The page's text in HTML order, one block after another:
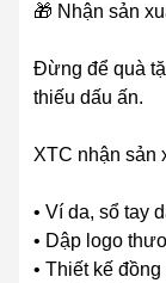
🎁 Nhận sản
Đừng để quà
thiếu dấu ấn.
XTC nhận sản
• Ví da, sổ tay
• Dập logo
• Thiết kế